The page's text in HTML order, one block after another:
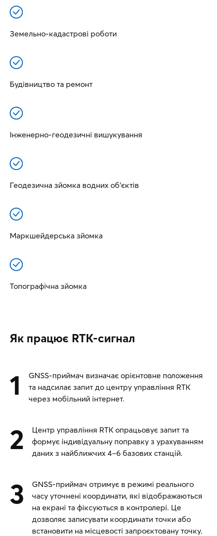
Земельно-кадастрові роботи
Будівництво та ремонт
Інженерно-геодезичні вишукування
Геодезична зйомка водних об'єктів
Маркшейдерська зйомка
Топографічна зйомка
Як працює RTK-сигнал
1
GNSS-приймач визначає орієнтовне положення
та надсилає запит до центру управління RTK
через мобільний інтернет.
2
Центр управління RTK опрацьовує запит та
формує індивідуальну поправку з урахуванням
даних з найближчих 4–6 базових станцій.
3
GNSS-приймач отримує в режимі реального
часу уточнені координати, які відображаються
на екрані та фіксуються в контролері. Це
дозволяє записувати координати точки або
встановити на місцевості запроєктовану точку.